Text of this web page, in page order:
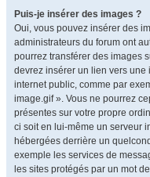
Puis-je insérer des images ?
Oui, vous pouvez insérer des
administrateurs du forum ont
pourrez transférer des images
devrez insérer un lien vers
internet public, comme par
image.gif ». Vous ne pourrez
présentes sur votre propre
ci soit en lui-même un serveur
hébergées derrière un
exemple les services de
les sites protégés par un mot